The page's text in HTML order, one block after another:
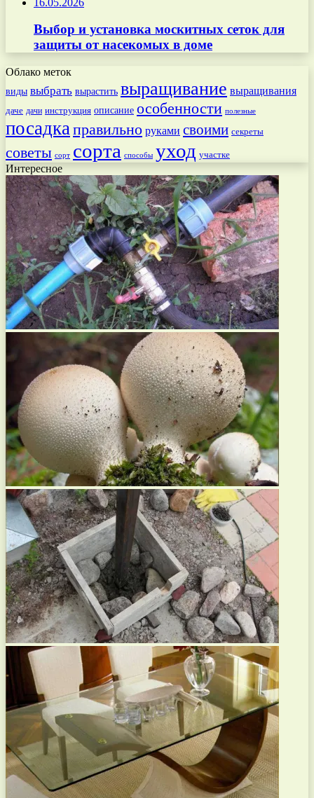
Выбор и установка москитных сеток для
защиты от насекомых в доме
Облако меток
виды выбрать вырастить выращивание выращивания
даче дачи инструкция описание особенности полезные
посадкаправильно руками своими секреты
советы сорт сорта способы уход участке
Интересное